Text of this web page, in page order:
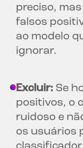
preciso,
falsos
ao modelo
ignorar.
Excluir: Se
positivos, o
ruidoso e
os usuários